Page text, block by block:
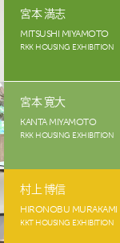
宮本 満志
MITSUSHI MIYAMOTO
RKK HOUSING EXHIBITION
宮本 寛大
KANTA MIYAMOTO
RKK HOUSING EXHIBITION
村上 博信
HIRONOBU MURAKAMI
KKT HOUSING EXHIBITION